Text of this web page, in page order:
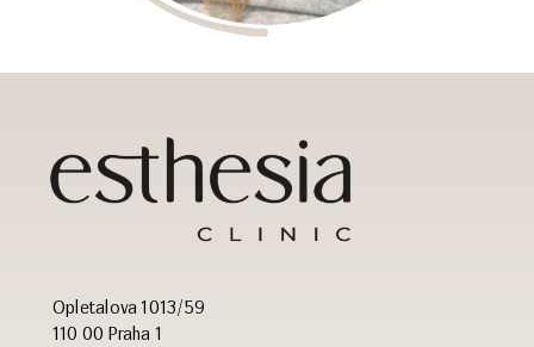
Opletalova 1013/59
110 00 Praha 1